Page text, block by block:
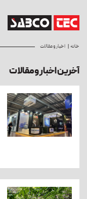
خانه اخبار و مقالات
آخرین اخبار و مقالات